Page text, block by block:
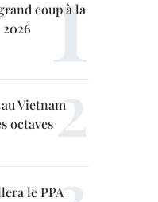
coup à la
Vietnam
octaves
le PPA